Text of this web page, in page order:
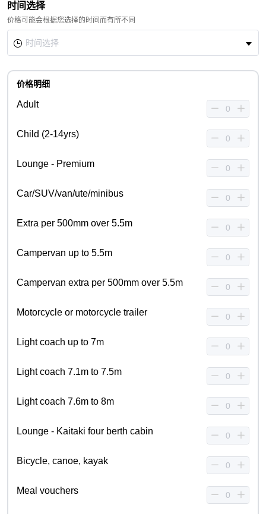
时间选择
价格可能会根据您选择的时间而有所不同
价格明细
Adult
Child (2-14yrs)
Lounge - Premium
Car/SUV/van/ute/minibus
Extra per 500mm over 5.5m
Campervan up to 5.5m
Campervan extra per 500mm over 5.5m
Motorcycle or motorcycle trailer
Light coach up to 7m
Light coach 7.1m to 7.5m
Light coach 7.6m to 8m
Lounge - Kaitaki four berth cabin
Bicycle, canoe, kayak
Meal vouchers